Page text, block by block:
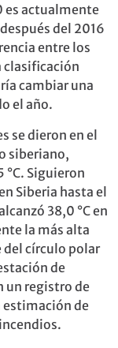
es actualmente
del 2016
entre los
clasificación
cambiar una
el año.
se dieron en el
siberiano,
°C. Siguieron
Siberia hasta el
38,0 °C en
la más alta
círculo polar
de
un registro de
estimación de